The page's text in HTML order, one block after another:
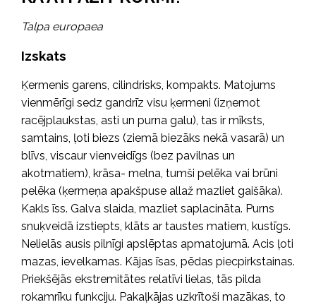
Talpa europaea
Izskats
Ķermenis garens, cilindrisks, kompakts. Matojums
vienmērīgi sedz gandrīz visu ķermeni (izņemot
racējplaukstas, asti un purna galu), tas ir mīksts,
samtains, ļoti biezs (ziemā biezāks nekā vasarā) un
blīvs, viscaur vienveidīgs (bez pavilnas un
akotmatiem), krāsa- melna, tumši pelēka vai brūni
pelēka (ķermeņa apakšpuse allaž mazliet gaišāka).
Kakls īss. Galva slaida, mazliet saplacināta. Purns
snuķveidā izstiepts, klāts ar taustes matiem, kustīgs.
Nelielās ausis pilnīgi apslēptas apmatojumā. Acis ļoti
mazas, ievelkamas. Kājas īsas, pēdas piecpirkstainas.
Priekšējās ekstremitātes relatīvi lielas, tās pilda
rokamrīku funkciju. Pakaļkājas uzkrītoši mazākas, to